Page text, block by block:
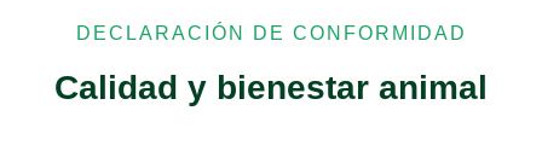
DECLARACIÓN DE CONFORMIDAD
Calidad y bienestar animal